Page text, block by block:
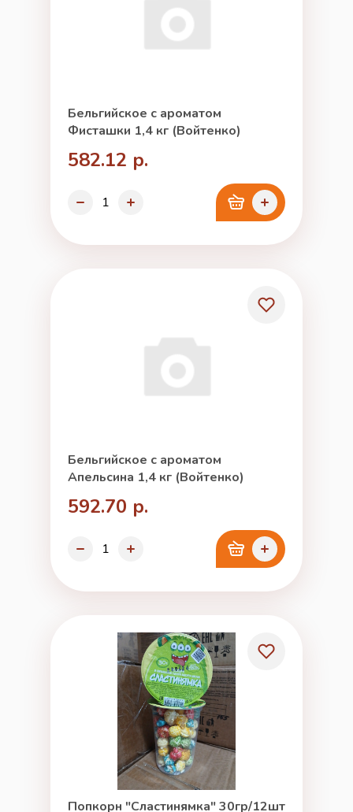
Бельгийское с ароматом
Фисташки 1,4 кг (Войтенко)
582.12 р.
Бельгийское с ароматом
Апельсина 1,4 кг (Войтенко)
592.70 р.
Попкорн "Сластинямка" 30гр/12шт